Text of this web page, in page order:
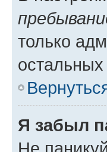
только
Я забыл
Не